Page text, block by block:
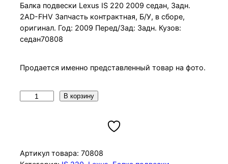
Балка подвески Lexus IS 220 2009 седан, Задн.
2AD-FHV Запчасть контрактная, Б/У, в сборе,
оригинал. Год: 2009 Перед/Зад: Задн. Кузов:
седан70808
Продается именно представленный товар на фото.
ч
В корзину
Артикул товара: 70808